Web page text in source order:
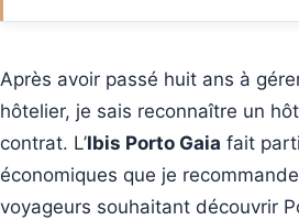
Après avoir passé huit ans à
hôtelier, je sais reconnaître un
contrat. L’Ibis Porto Gaia fait
économiques que je
voyageurs souhaitant découvrir